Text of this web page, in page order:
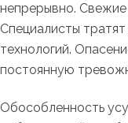
непрерывно.
Специалисты
технологий.
постоянную
Обособленность